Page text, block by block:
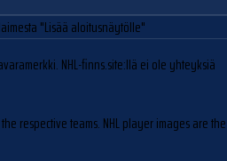
"Lisää aloitusnäytölle"
NHL-finns.site:llä ei ole yhteyksiä
respective teams. NHL player images are the